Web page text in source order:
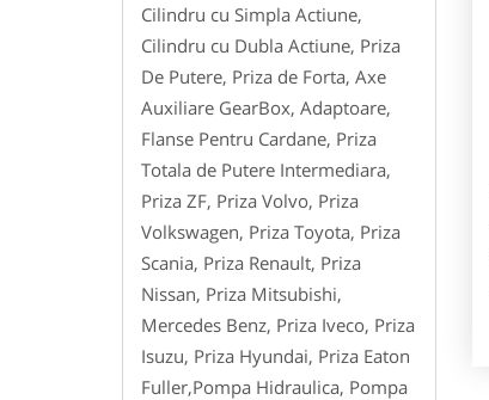
Cilindru cu Simpla Actiune,
Cilindru cu Dubla Actiune, Priza
De Putere, Priza de Forta, Axe
Auxiliare GearBox, Adaptoare,
Flanse Pentru Cardane, Priza
Totala de Putere Intermediara,
Priza ZF, Priza Volvo, Priza
Volkswagen, Priza Toyota, Priza
Scania, Priza Renault, Priza
Nissan, Priza Mitsubishi,
Mercedes Benz, Priza Iveco, Priza
Isuzu, Priza Hyundai, Priza Eaton
Fuller,Pompa Hidraulica, Pompa